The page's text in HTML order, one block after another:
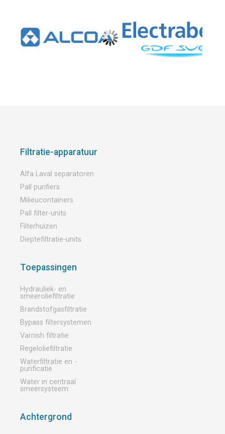
Filtratie-apparatuur
Alfa Laval separatoren
Pall purifiers
Milieucontainers
Pall filter-units
Filterhuizen
Dieptefiltratie-units
Toepassingen
Hydrauliek- en
smeeroliefiltratie
Brandstofgasfiltratie
Bypass filtersystemen
Varnish filtratie
Regeloliefiltratie
Waterfiltratie en -
purificatie
Water in centraal
smeersysteem
Achtergrond